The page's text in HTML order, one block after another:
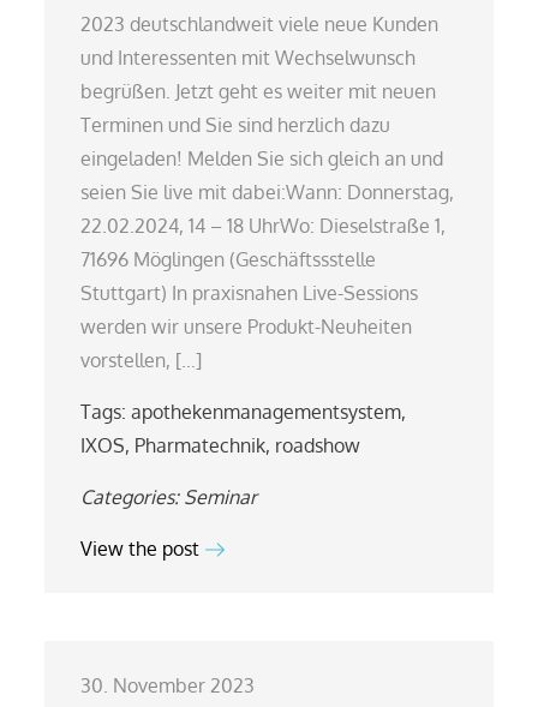
2023 deutschlandweit viele neue Kunden
und Interessenten mit Wechselwunsch
begrüßen. Jetzt geht es weiter mit neuen
Terminen und Sie sind herzlich dazu
eingeladen! Melden Sie sich gleich an und
seien Sie live mit dabei:Wann: Donnerstag,
22.02.2024, 14 – 18 UhrWo: Dieselstraße 1,
71696 Möglingen (Geschäftssstelle
Stuttgart) In praxisnahen Live-Sessions
werden wir unsere Produkt-Neuheiten
vorstellen, […]
Tags:apothekenmanagementsystem,
IXOS, Pharmatechnik, roadshow
Categories: Seminar
View the post
30. November 2023